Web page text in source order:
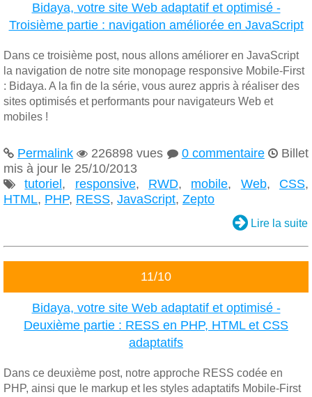
Bidaya, votre site Web adaptatif et optimisé -
Troisième partie : navigation améliorée en JavaScript
Dans ce troisième post, nous allons améliorer en JavaScript
la navigation de notre site monopage responsive Mobile-First
: Bidaya. A la fin de la série, vous aurez appris à réaliser des
sites optimisés et performants pour navigateurs Web et
mobiles !
 Permalink  226898 vues  0 commentaire Billet
mis à jour le 25/10/2013
 tutoriel , responsive, RWD, mobile, Web, CSS,
HTML, PHP, RESS, JavaScript, Zepto
 Lire la suite
11/10
Bidaya, votre site Web adaptatif et optimisé -
Deuxième partie : RESS en PHP, HTML et CSS
adaptatifs
Dans ce deuxième post, notre approche RESS codée en
PHP, ainsi que le markup et les styles adaptatifs Mobile-First